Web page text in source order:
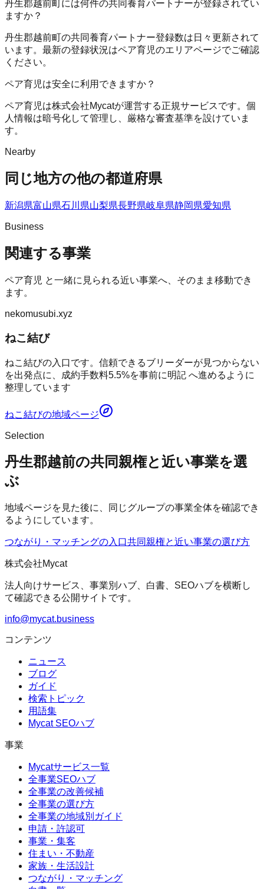
丹生郡越前町には何件の共同養育パートナーが登録されてい
ますか？
丹生郡越前町の共同養育パートナー登録数は日々更新されて
います。最新の登録状況はペア育児のエリアページでご確認
ください。
ペア育児は安全に利用できますか？
ペア育児は株式会社Mycatが運営する正規サービスです。個
人情報は暗号化して管理し、厳格な審査基準を設けていま
す。
Nearby
同じ地方の他の都道府県
新潟県富山県石川県山梨県長野県岐阜県静岡県愛知県
Business
関連する事業
ペア育児 と一緒に見られる近い事業へ、そのまま移動でき
ます。
nekomusubi.xyz
ねこ結び
ねこ結びの入口です。信頼できるブリーダーが見つからない
を出発点に、成約手数料5.5%を事前に明記 へ進めるように
整理しています
ねこ結びの地域ページ
Selection
丹生郡越前の共同親権と近い事業を選
ぶ
地域ページを見た後に、同じグループの事業全体を確認でき
るようにしています。
つながり・マッチングの入口共同親権と近い事業の選び方
株式会社Mycat
法人向けサービス、事業別ハブ、白書、SEOハブを横断し
て確認できる公開サイトです。
info@mycat.business
コンテンツ
ニュース
ブログ
ガイド
検索トピック
用語集
Mycat SEOハブ
事業
Mycatサービス一覧
全事業SEOハブ
全事業の改善候補
全事業の選び方
全事業の地域別ガイド
申請・許認可
事業・集客
住まい・不動産
家族・生活設計
つながり・マッチング